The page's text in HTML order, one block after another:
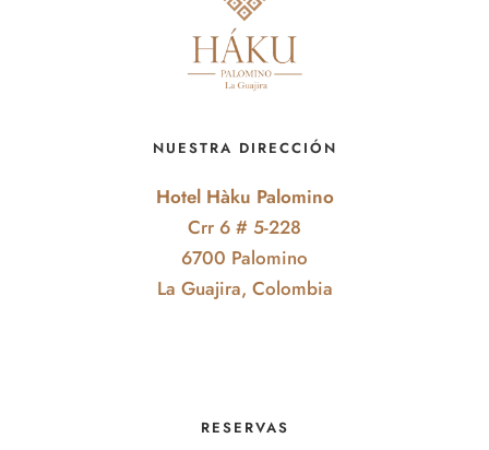
NUESTRA DIRECCIÓN
Hotel Hàku Palomino
Crr 6 # 5-228
6700 Palomino
La Guajira, Colombia
RESERVAS